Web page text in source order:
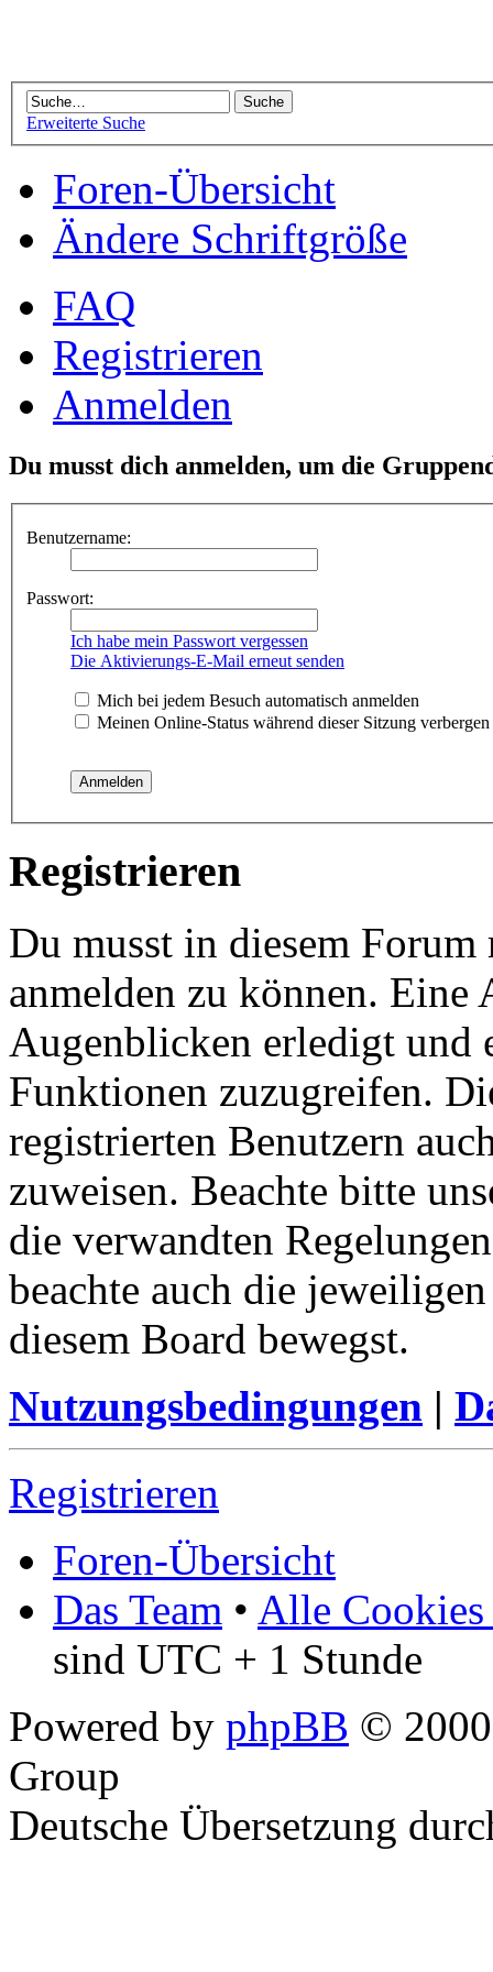
Erweiterte Suche
Foren-Übersicht
Ändere Schriftgröße
FAQ
Registrieren
Anmelden
Du musst dich anmelden, um die
Benutzername:
Passwort:
Ich habe mein Passwort vergessen
Die Aktivierungs-E-Mail erneut senden
Mich bei jedem Besuch automatisch anmelden
Meinen Online-Status während dieser Sitzung verbergen
Registrieren
Du musst in diesem
anmelden zu können.
Augenblicken erledigt und
Funktionen zuzugreifen.
registrierten Benutzern
zuweisen. Beachte bitte
die verwandten
beachte auch die
diesem Board bewegst.
Nutzungsbedingungen |
Registrieren
Foren-Übersicht
Das Team • Alle Cookies
sind UTC + 1 Stunde
Powered by phpBB ©
Group
Deutsche Übersetzung